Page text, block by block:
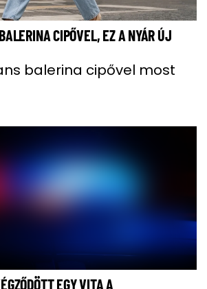
CIPŐVEL, EZ A NYÁR ÚJ
balerina cipővel most
EGY VITA A